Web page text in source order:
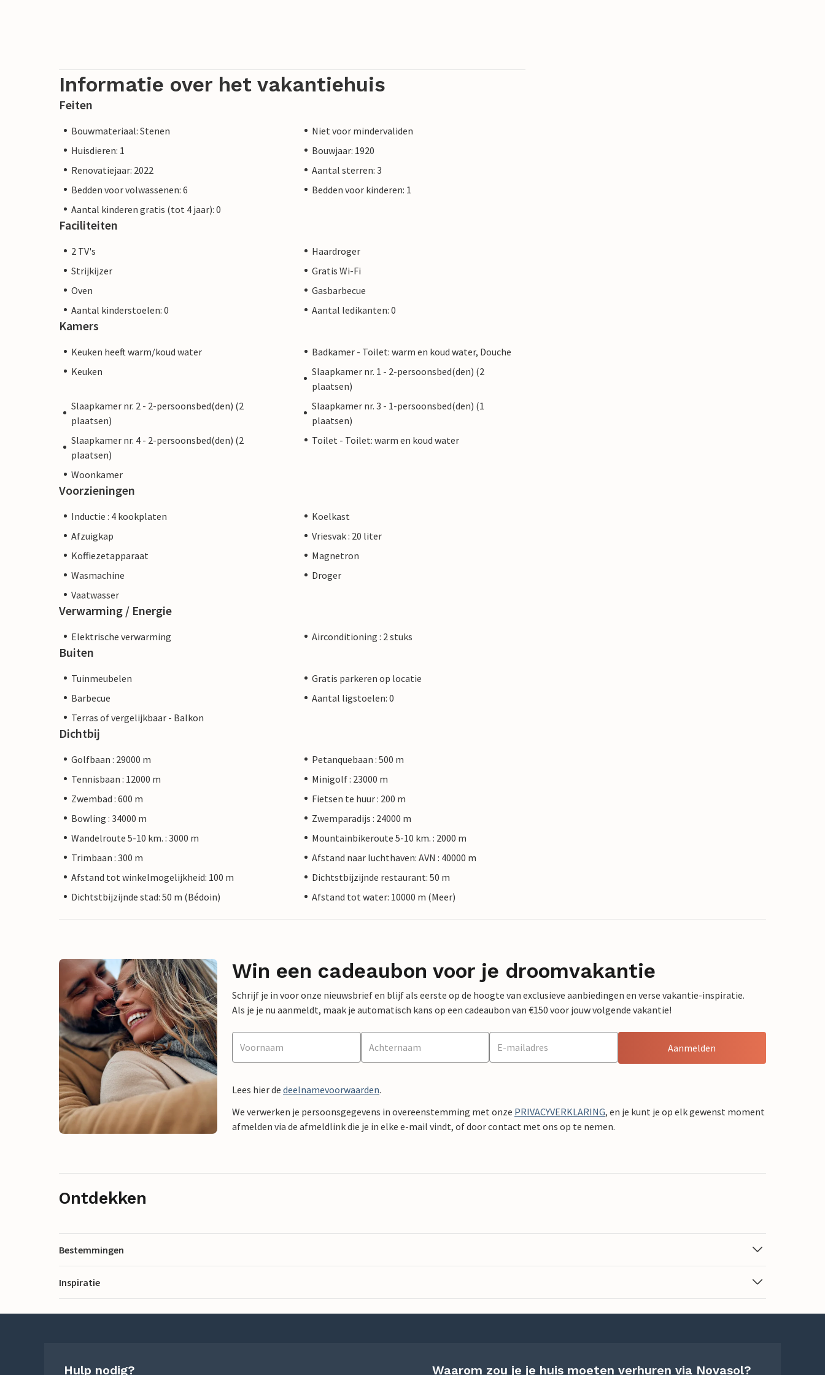
Informatie over het vakantiehuis
Feiten
Bouwmateriaal: Stenen
Niet voor mindervaliden
Huisdieren: 1
Bouwjaar: 1920
Renovatiejaar: 2022
Aantal sterren: 3
Bedden voor volwassenen: 6
Bedden voor kinderen: 1
Aantal kinderen gratis (tot 4 jaar): 0
Faciliteiten
2 TV's
Haardroger
Strijkijzer
Gratis Wi-Fi
Oven
Gasbarbecue
Aantal kinderstoelen: 0
Aantal ledikanten: 0
Kamers
Keuken heeft warm/koud water
Badkamer - Toilet: warm en koud water, Douche
Keuken
Slaapkamer nr. 1 - 2-persoonsbed(den) (2
plaatsen)
Slaapkamer nr. 2 - 2-persoonsbed(den) (2
plaatsen)
Slaapkamer nr. 3 - 1-persoonsbed(den) (1
plaatsen)
Slaapkamer nr. 4 - 2-persoonsbed(den) (2
plaatsen)
Toilet - Toilet: warm en koud water
Woonkamer
Voorzieningen
Inductie : 4 kookplaten
Koelkast
Afzuigkap
Vriesvak : 20 liter
Koffiezetapparaat
Magnetron
Wasmachine
Droger
Vaatwasser
Verwarming / Energie
Elektrische verwarming Airconditioning : 2 stuks
Buiten
Tuinmeubelen
Gratis parkeren op locatie
Barbecue
Aantal ligstoelen: 0
Terras of vergelijkbaar - Balkon
Dichtbij
Golfbaan : 29000 m
Petanquebaan : 500 m
Tennisbaan : 12000 m
Minigolf : 23000 m
Zwembad : 600 m
Fietsen te huur : 200 m
Bowling : 34000 m
Zwemparadijs : 24000 m
Wandelroute 5-10 km. : 3000 m
Mountainbikeroute 5-10 km. : 2000 m
Trimbaan : 300 m
Afstand naar luchthaven: AVN : 40000 m
Afstand tot winkelmogelijkheid: 100 m
Dichtstbijzijnde restaurant: 50 m
Dichtstbijzijnde stad: 50 m (Bédoin)
Afstand tot water: 10000 m (Meer)
Win een cadeaubon voor je droomvakantie
Schrijf je in voor onze nieuwsbrief en blijf als eerste op de hoogte van exclusieve aanbiedingen en verse vakantie-inspiratie.
Als je je nu aanmeldt, maak je automatisch kans op een cadeaubon van €150 voor jouw volgende vakantie!
Aanmelden
Lees hier de deelnamevoorwaarden.
We verwerken je persoonsgegevens in overeenstemming met onze PRIVACYVERKLARING, en je kunt je op elk gewenst moment
afmelden via de afmeldlink die je in elke e-mail vindt, of door contact met ons op te nemen.
Ontdekken
Bestemmingen
Inspiratie
Hulp nodig? Waarom zou je je huis moeten verhuren via Novasol?